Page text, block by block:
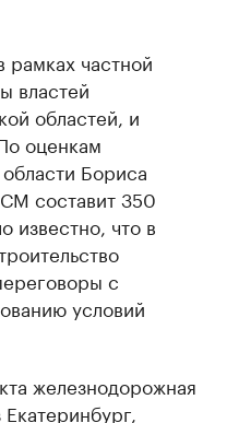
рамках частной
властей
областей, и
оценкам
Бориса
составит 350
известно, что в
с
условий
железнодорожная